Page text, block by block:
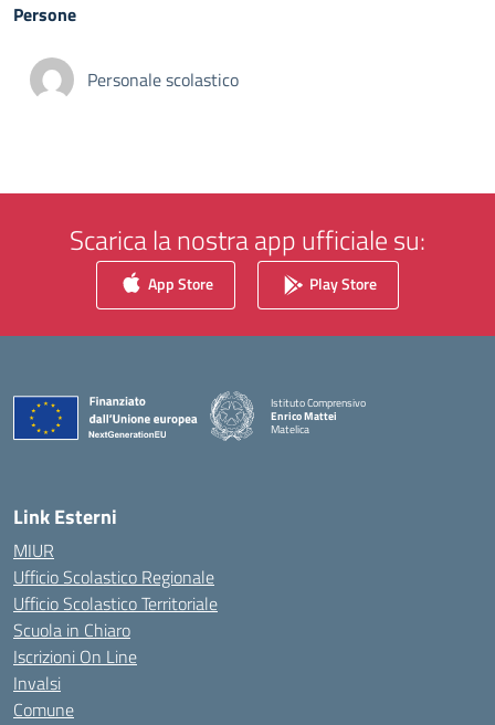
Persone
Personale scolastico
Scarica la nostra app ufficiale su:
App Store Play Store
Istituto Comprensivo
Enrico Mattei
Matelica
Link Esterni
MIUR
Ufficio Scolastico Regionale
Ufficio Scolastico Territoriale
Scuola in Chiaro
Iscrizioni On Line
Invalsi
Comune